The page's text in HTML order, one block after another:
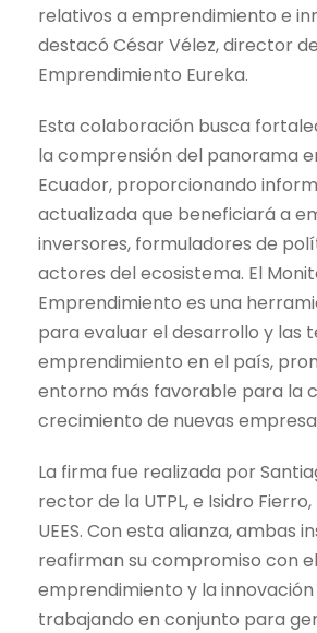
relativos a emprendimiento e
destacó César Vélez, director
Emprendimiento Eureka.
Esta colaboración busca
la comprensión del panorama
Ecuador, proporcionando
actualizada que beneficiará a
inversores, formuladores de
actores del ecosistema. El
Emprendimiento es una
para evaluar el desarrollo y las
emprendimiento en el país,
entorno más favorable para la
crecimiento de nuevas
La firma fue realizada por
rector de la UTPL, e Isidro
UEES. Con esta alianza, ambas
reafirman su compromiso con
emprendimiento y la innovación
trabajando en conjunto para